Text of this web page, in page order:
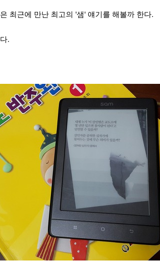
최근에 만난 최고의 '샘' 얘기를 해볼까 한다.
.